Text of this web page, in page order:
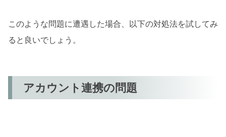
このような問題に遭遇した場合、以下の対処法を試してみ
ると良いでしょう。
アカウント連携の問題